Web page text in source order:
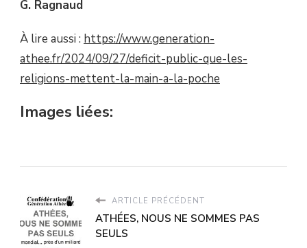
G. Ragnaud
À lire aussi : https://www.generation-
athee.fr/2024/09/27/deficit-public-que-les-
religions-mettent-la-main-a-la-poche
Images liées:
ARTICLE PRÉCÉDENT
ATHÉES, NOUS NE SOMMES PAS
SEULS